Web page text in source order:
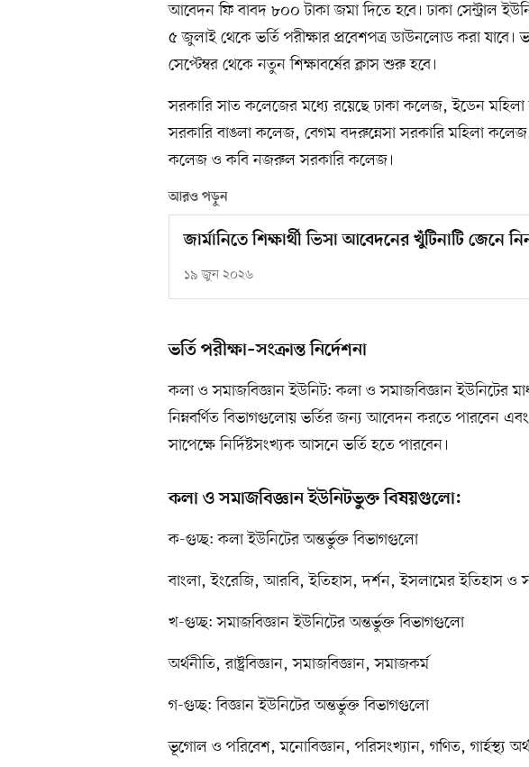
আবেদন ফি বাবদ ৮০০ টাকা জমা দিতে হবে। ঢাকা সেন্ট্রাল
৫ জুলাই থেকে ভর্তি পরীক্ষার প্রবেশপত্র ডাউনলোড করা যাবে।
সেপ্টেম্বর থেকে নতুন শিক্ষাবর্ষের ক্লাস শুরু হবে।
সরকারি সাত কলেজের মধ্যে রয়েছে ঢাকা কলেজ, ইডেন
সরকারি বাঙলা কলেজ, বেগম বদরুন্নেসা সরকারি মহিলা
কলেজ ও কবি নজরুল সরকারি কলেজ।
আরও পড়ুন
জার্মানিতে শিক্ষার্থী ভিসা আবেদনের খুঁটিনাটি জেনে
১৯ জুন ২০২৬
ভর্তি পরীক্ষা–সংক্রান্ত নির্দেশনা
কলা ও সমাজবিজ্ঞান ইউনিট: কলা ও সমাজবিজ্ঞান ইউনিটের
নিম্নবর্ণিত বিভাগগুলোয় ভর্তির জন্য আবেদন করতে পারবেন
সাপেক্ষে নির্দিষ্টসংখ্যক আসনে ভর্তি হতে পারবেন।
কলা ও সমাজবিজ্ঞান ইউনিটভুক্ত বিষয়গুলো:
ক-গুচ্ছ: কলা ইউনিটের অন্তর্ভুক্ত বিভাগগুলো
বাংলা, ইংরেজি, আরবি, ইতিহাস, দর্শন, ইসলামের ইতিহাস ও
খ-গুচ্ছ: সমাজবিজ্ঞান ইউনিটের অন্তর্ভুক্ত বিভাগগুলো
অর্থনীতি, রাষ্ট্রবিজ্ঞান, সমাজবিজ্ঞান, সমাজকর্ম
গ-গুচ্ছ: বিজ্ঞান ইউনিটের অন্তর্ভুক্ত বিভাগগুলো
ভূগোল ও পরিবেশ, মনোবিজ্ঞান, পরিসংখ্যান, গণিত, গার্হস্থ্য